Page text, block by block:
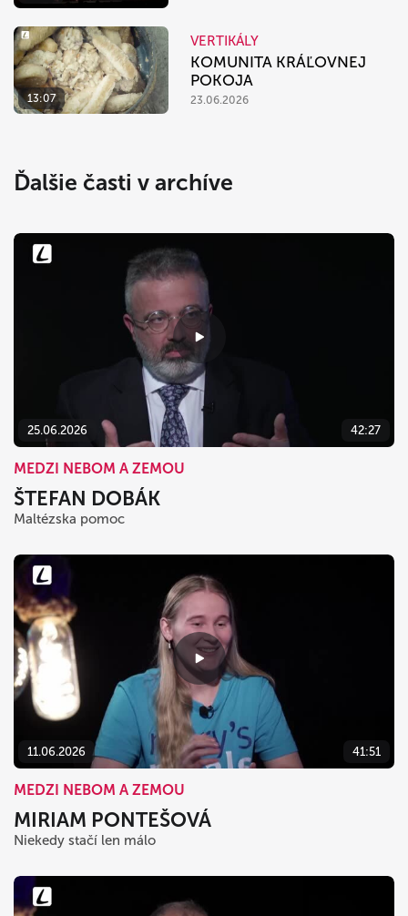
13:07
VERTIKÁLY
KOMUNITA KRÁĽOVNEJ
POKOJA
23.06.2026
Ďalšie časti v archíve
25.06.2026 42:27
MEDZI NEBOM A ZEMOU
ŠTEFAN DOBÁK
Maltézska pomoc
11.06.2026 41:51
MEDZI NEBOM A ZEMOU
MIRIAM PONTEŠOVÁ
Niekedy stačí len málo